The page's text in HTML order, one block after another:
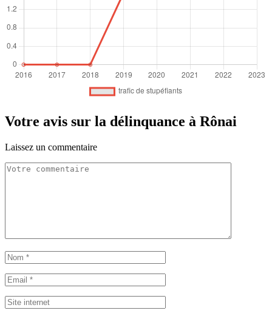
Votre avis sur la délinquance à Rônai
Laissez un commentaire